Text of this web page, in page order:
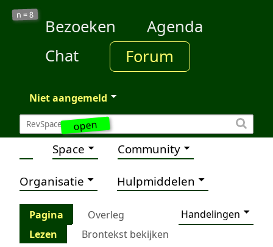
open
n =8
Bezoeken
Agenda
Chat
Forum
Niet aangemeld
Space Community
Organisatie Hulpmiddelen
Pagina Overleg
Handelingen
Lezen
Brontekst bekijken